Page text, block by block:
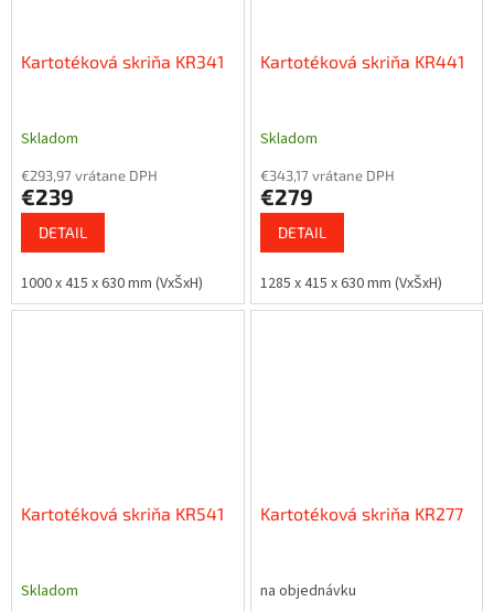
Kartotéková skriňa KR341
Skladom
€293,97 vrátane DPH
€239
DETAIL
1000 x 415 x 630 mm (VxŠxH)
Kartotéková skriňa KR441
Skladom
€343,17 vrátane DPH
€279
DETAIL
1285 x 415 x 630 mm (VxŠxH)
Kartotéková skriňa KR541
Skladom
Kartotéková skriňa KR277
na objednávku